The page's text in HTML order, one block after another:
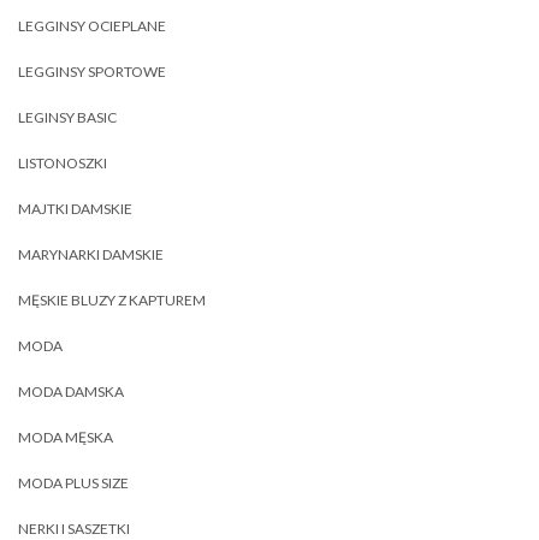
LEGGINSY OCIEPLANE
LEGGINSY SPORTOWE
LEGINSY BASIC
LISTONOSZKI
MAJTKI DAMSKIE
MARYNARKI DAMSKIE
MĘSKIE BLUZY Z KAPTUREM
MODA
MODA DAMSKA
MODA MĘSKA
MODA PLUS SIZE
NERKI I SASZETKI